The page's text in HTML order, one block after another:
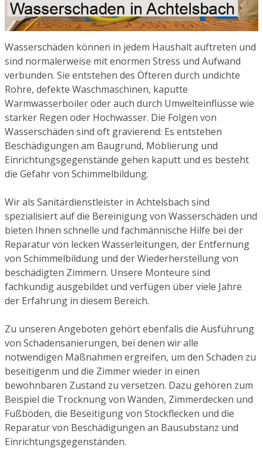
Wasserschäden können in jedem Haushalt auftreten und
sind normalerweise mit enormen Stress und Aufwand
verbunden. Sie entstehen des Öfteren durch undichte
Rohre, defekte Waschmaschinen, kaputte
Warmwasserboiler oder auch durch Umwelteinflüsse wie
starker Regen oder Hochwasser. Die Folgen von
Wasserschäden sind oft gravierend: Es entstehen
Beschädigungen am Baugrund, Möblierung und
Einrichtungsgegenstände gehen kaputt und es besteht
die Gefahr von Schimmelbildung.
Wir als Sanitärdienstleister in Achtelsbach sind
spezialisiert auf die Bereinigung von Wasserschäden und
bieten Ihnen schnelle und fachmännische Hilfe bei der
Reparatur von lecken Wasserleitungen, der Entfernung
von Schimmelbildung und der Wiederherstellung von
beschädigten Zimmern. Unsere Monteure sind
fachkundig ausgebildet und verfügen über viele Jahre
der Erfahrung in diesem Bereich.
Zu unseren Angeboten gehört ebenfalls die Ausführung
von Schadensanierungen, bei denen wir alle
notwendigen Maßnahmen ergreifen, um den Schaden zu
beseitigenm und die Zimmer wieder in einen
bewohnbaren Zustand zu versetzen. Dazu gehören zum
Beispiel die Trocknung von Wänden, Zimmerdecken und
Fußböden, die Beseitigung von Stockflecken und die
Reparatur von Beschädigungen an Bausubstanz und
Einrichtungsgegenständen.